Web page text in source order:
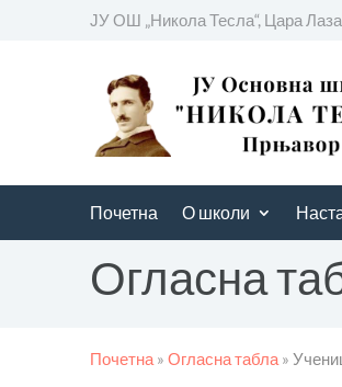
ЈУ ОШ „Никола Тесла“, Цара
Почетна О школи
Огласна
Почетна » Огласна табла »